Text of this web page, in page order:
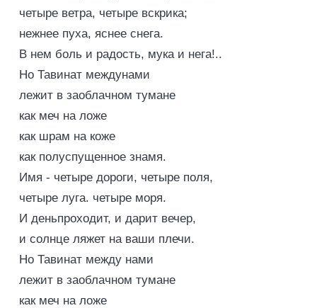
четыре ветра, четыре вскрика;
нежнее пуха, яснее снега.
В нем боль и радость, мука и нега!..
Но Тавинат междунами
лежит в заоблачном тумане
как меч на ложе
как шрам на коже
как полуспущенное знамя.
Имя - четыре дороги, четыре поля,
четыре луга. четыре моря.
И деньпроходит, и дарит вечер,
и солнце ляжет на ваши плечи.
Но Тавинат между нами
лежит в заоблачном тумане
как меч на ложе